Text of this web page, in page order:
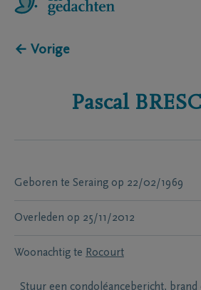
← Vorige
Pascal
Geboren te Seraing op 22/02/1969
Overleden op 25/11/2012
Woonachtig te Rocourt
Stuur een condoléancebericht, brand